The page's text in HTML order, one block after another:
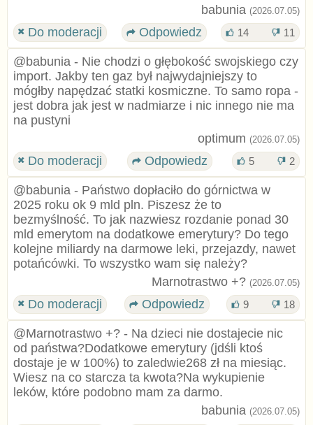
babunia (2026.07.05)
Do moderacji Odpowiedz 14 11
@babunia - Nie chodzi o głębokość swojskiego czy
import. Jakby ten gaz był najwydajniejszy to
mógłby napędzać statki kosmiczne. To samo ropa -
jest dobra jak jest w nadmiarze i nic innego nie ma
na pustyni
optimum (2026.07.05)
Do moderacji Odpowiedz 5 2
@babunia - Państwo dopłaciło do górnictwa w
2025 roku ok 9 mld pln. Piszesz że to
bezmyślność. To jak nazwiesz rozdanie ponad 30
mld emerytom na dodatkowe emerytury? Do tego
kolejne miliardy na darmowe leki, przejazdy, nawet
potańcówki. To wszystko wam się należy?
Marnotrastwo +? (2026.07.05)
Do moderacji Odpowiedz 9 18
@Marnotrastwo +? - Na dzieci nie dostajecie nic
od państwa?Dodatkowe emerytury (jdśli ktoś
dostaje je w 100%) to zaledwie268 zł na miesiąc.
Wiesz na co starcza ta kwota?Na wykupienie
leków, które podobno mam za darmo.
babunia (2026.07.05)